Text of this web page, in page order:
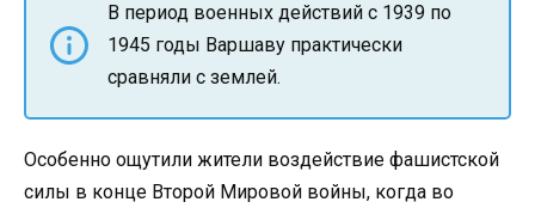
В период военных действий с 1939 по
1945 годы Варшаву практически
сравняли с землей.
Особенно ощутили жители воздействие фашистской
силы в конце Второй Мировой войны, когда во